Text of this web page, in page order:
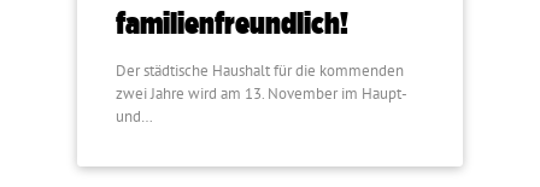
familienfreundlich!
Der städtische Haushalt für die kommenden
zwei Jahre wird am 13. November im Haupt-
und…